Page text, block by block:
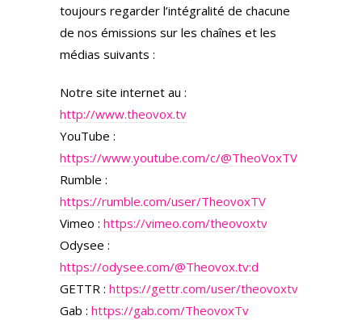
toujours regarder l’intégralité de chacune
de nos émissions sur les chaînes et les
médias suivants :
Notre site internet au :
http://www.theovox.tv
YouTube :
https://www.youtube.com/c/@TheoVoxTV
Rumble :
https://rumble.com/user/TheovoxTV
Vimeo : https://vimeo.com/theovoxtv
Odysee :
https://odysee.com/@Theovox.tv:d
GETTR : https://gettr.com/user/theovoxtv
Gab : https://gab.com/TheovoxTv